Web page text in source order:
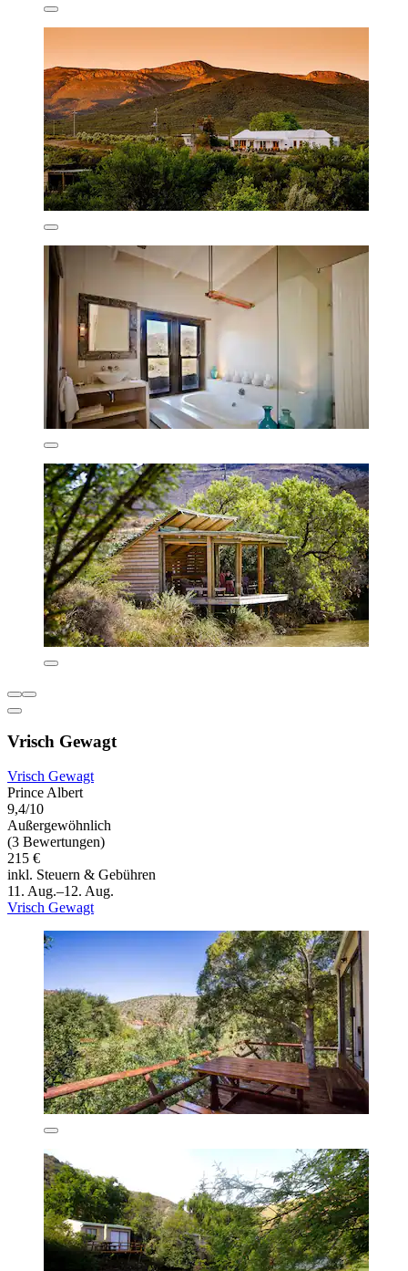
Vrisch Gewagt
Vrisch Gewagt
Prince Albert
9,4/10
Außergewöhnlich
(3 Bewertungen)
215 €
inkl. Steuern & Gebühren
11. Aug.–12. Aug.
Vrisch Gewagt